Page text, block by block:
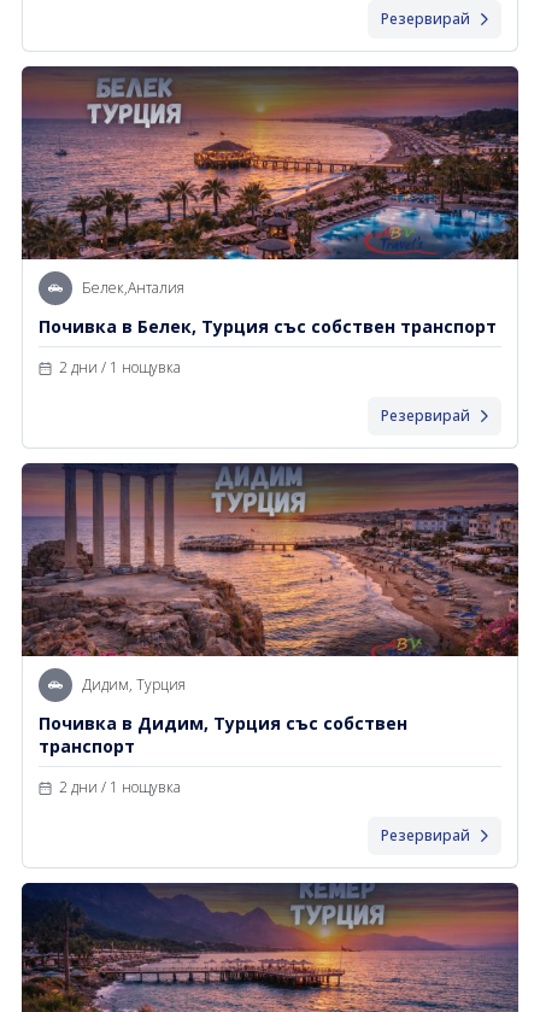
Резервирай
Белек,Анталия
Почивка в Белек, Турция със собствен транспорт
2 дни / 1 нощувка
Резервирай
Дидим, Турция
Почивка в Дидим, Турция със собствен
транспорт
2 дни / 1 нощувка
Резервирай